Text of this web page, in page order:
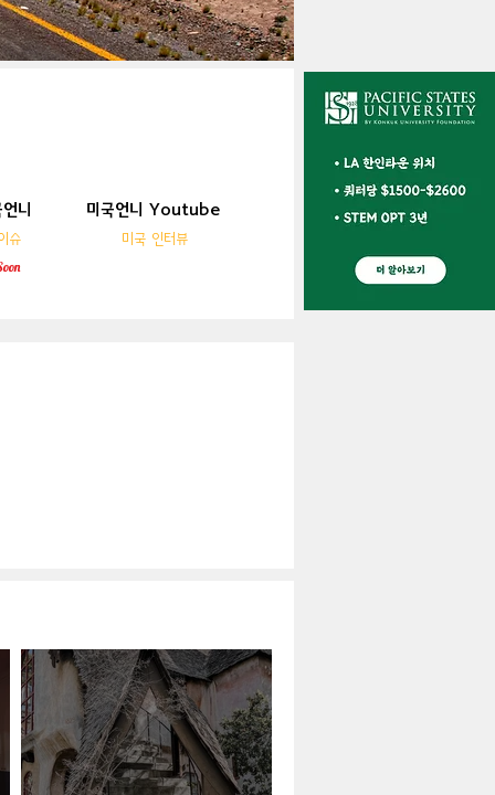
니
슈
미국언니 YouTube
미국 인터뷰
니
슈
미국언니 Youtube
미국 인터뷰